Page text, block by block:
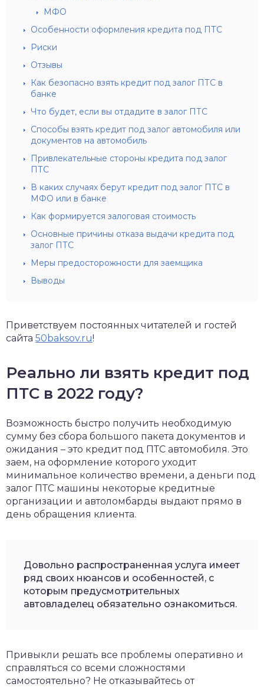
МФО
Особенности оформления кредита под ПТС
Риски
Отзывы
Как безопасно взять кредит под залог ПТС в
банке
Что будет, если вы отдадите в залог ПТС
Способы взять кредит под залог автомобиля или
документов на автомобиль
Привлекательные стороны кредита под залог
ПТС
В каких случаях берут кредит под залог ПТС в
МФО или в банке
Как формируется залоговая стоимость
Основные причины отказа выдачи кредита под
залог ПТС
Меры предосторожности для заемщика
Выводы
Приветствуем постоянных читателей и гостей
сайта 50baksov.ru!
Реально ли взять кредит под
ПТС в 2022 году?
Возможность быстро получить необходимую
сумму без сбора большого пакета документов и
ожидания – это кредит под ПТС автомобиля. Это
заем, на оформление которого уходит
минимальное количество времени, а деньги под
залог ПТС машины некоторые кредитные
организации и автоломбарды выдают прямо в
день обращения клиента.
Довольно распространенная услуга имеет
ряд своих нюансов и особенностей, с
которым предусмотрительных
автовладелец обязательно ознакомиться.
Привыкли решать все проблемы оперативно и
справляться со всеми сложностями
самостоятельно? Не отказывайтесь от